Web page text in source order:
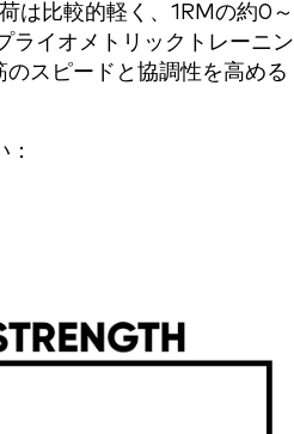
は比較的軽く、1RMの約0～
ライオメトリックトレーニン
スピードと協調性を高める